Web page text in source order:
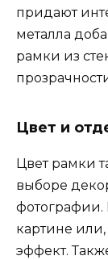
придают
металла
рамки из
Цвет и
Цвет рамки
выборе
фотографии.
картине или,
эффект.